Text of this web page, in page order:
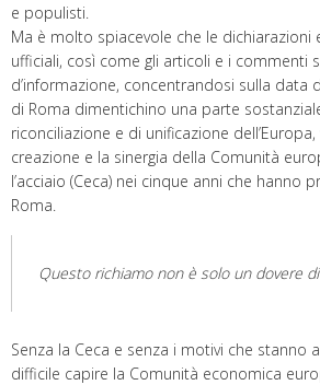
e populisti.
Ma è molto spiacevole che le dichiarazioni
ufficiali, così come gli articoli e i commenti
d’informazione, concentrandosi sulla data
di Roma dimentichino una parte
riconciliazione e di unificazione
creazione e la sinergia della Comunità
l’acciaio (Ceca) nei cinque anni che hanno
Roma.
Questo richiamo non è solo un dovere
Senza la Ceca e senza i motivi che stanno
difficile capire la Comunità economica